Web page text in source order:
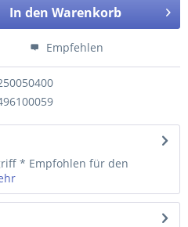
In den Warenkorb
Empfehlen
* Empfohlen für den